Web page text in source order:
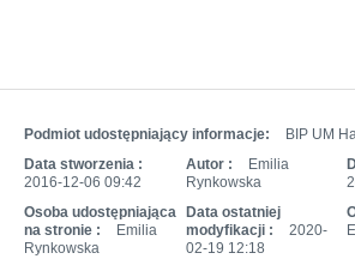
Podmiot udostępniający informacje:
BIP UM
Data stworzenia :
2016-12-06 09:42
Autor :
Emilia
Rynkowska
Osoba udostępniająca
na stronie :
Emilia
Rynkowska
Data ostatniej
modyfikacji :
2020-
02-19 12:18